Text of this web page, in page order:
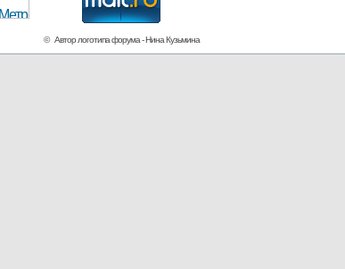
© Автор логотипа форума - Нина Кузьмина